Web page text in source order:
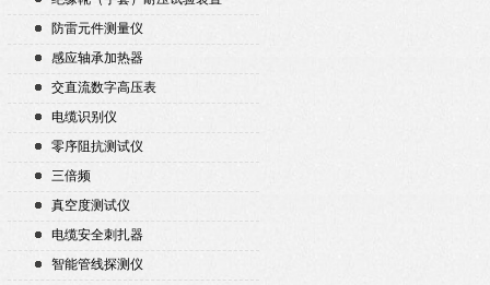
防雷元件测量仪
感应轴承加热器
交直流数字高压表
电缆识别仪
零序阻抗测试仪
三倍频
真空度测试仪
电缆安全刺扎器
智能管线探测仪